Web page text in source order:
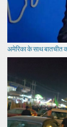
अमेरिका के साथ बातचीत